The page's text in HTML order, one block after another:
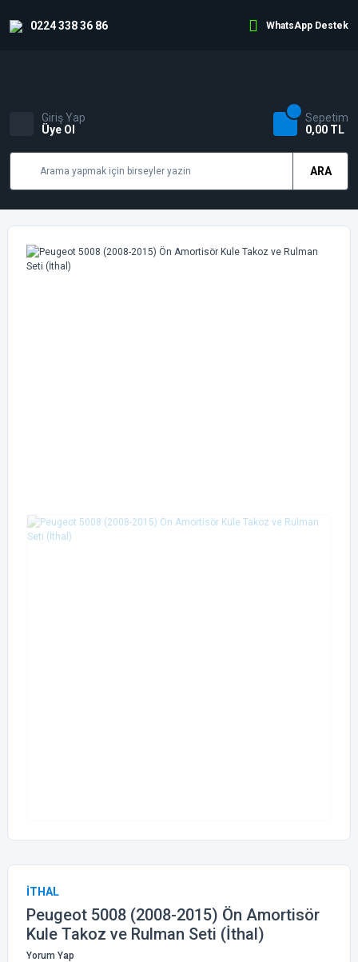
0224 338 36 86 WhatsApp Destek
ARA
Giriş Yap
Üye Ol
Sepetim
0,00 TL
İTHAL
Peugeot 5008 (2008-2015) Ön Amortisör
Kule Takoz ve Rulman Seti (İthal)
Yorum Yap